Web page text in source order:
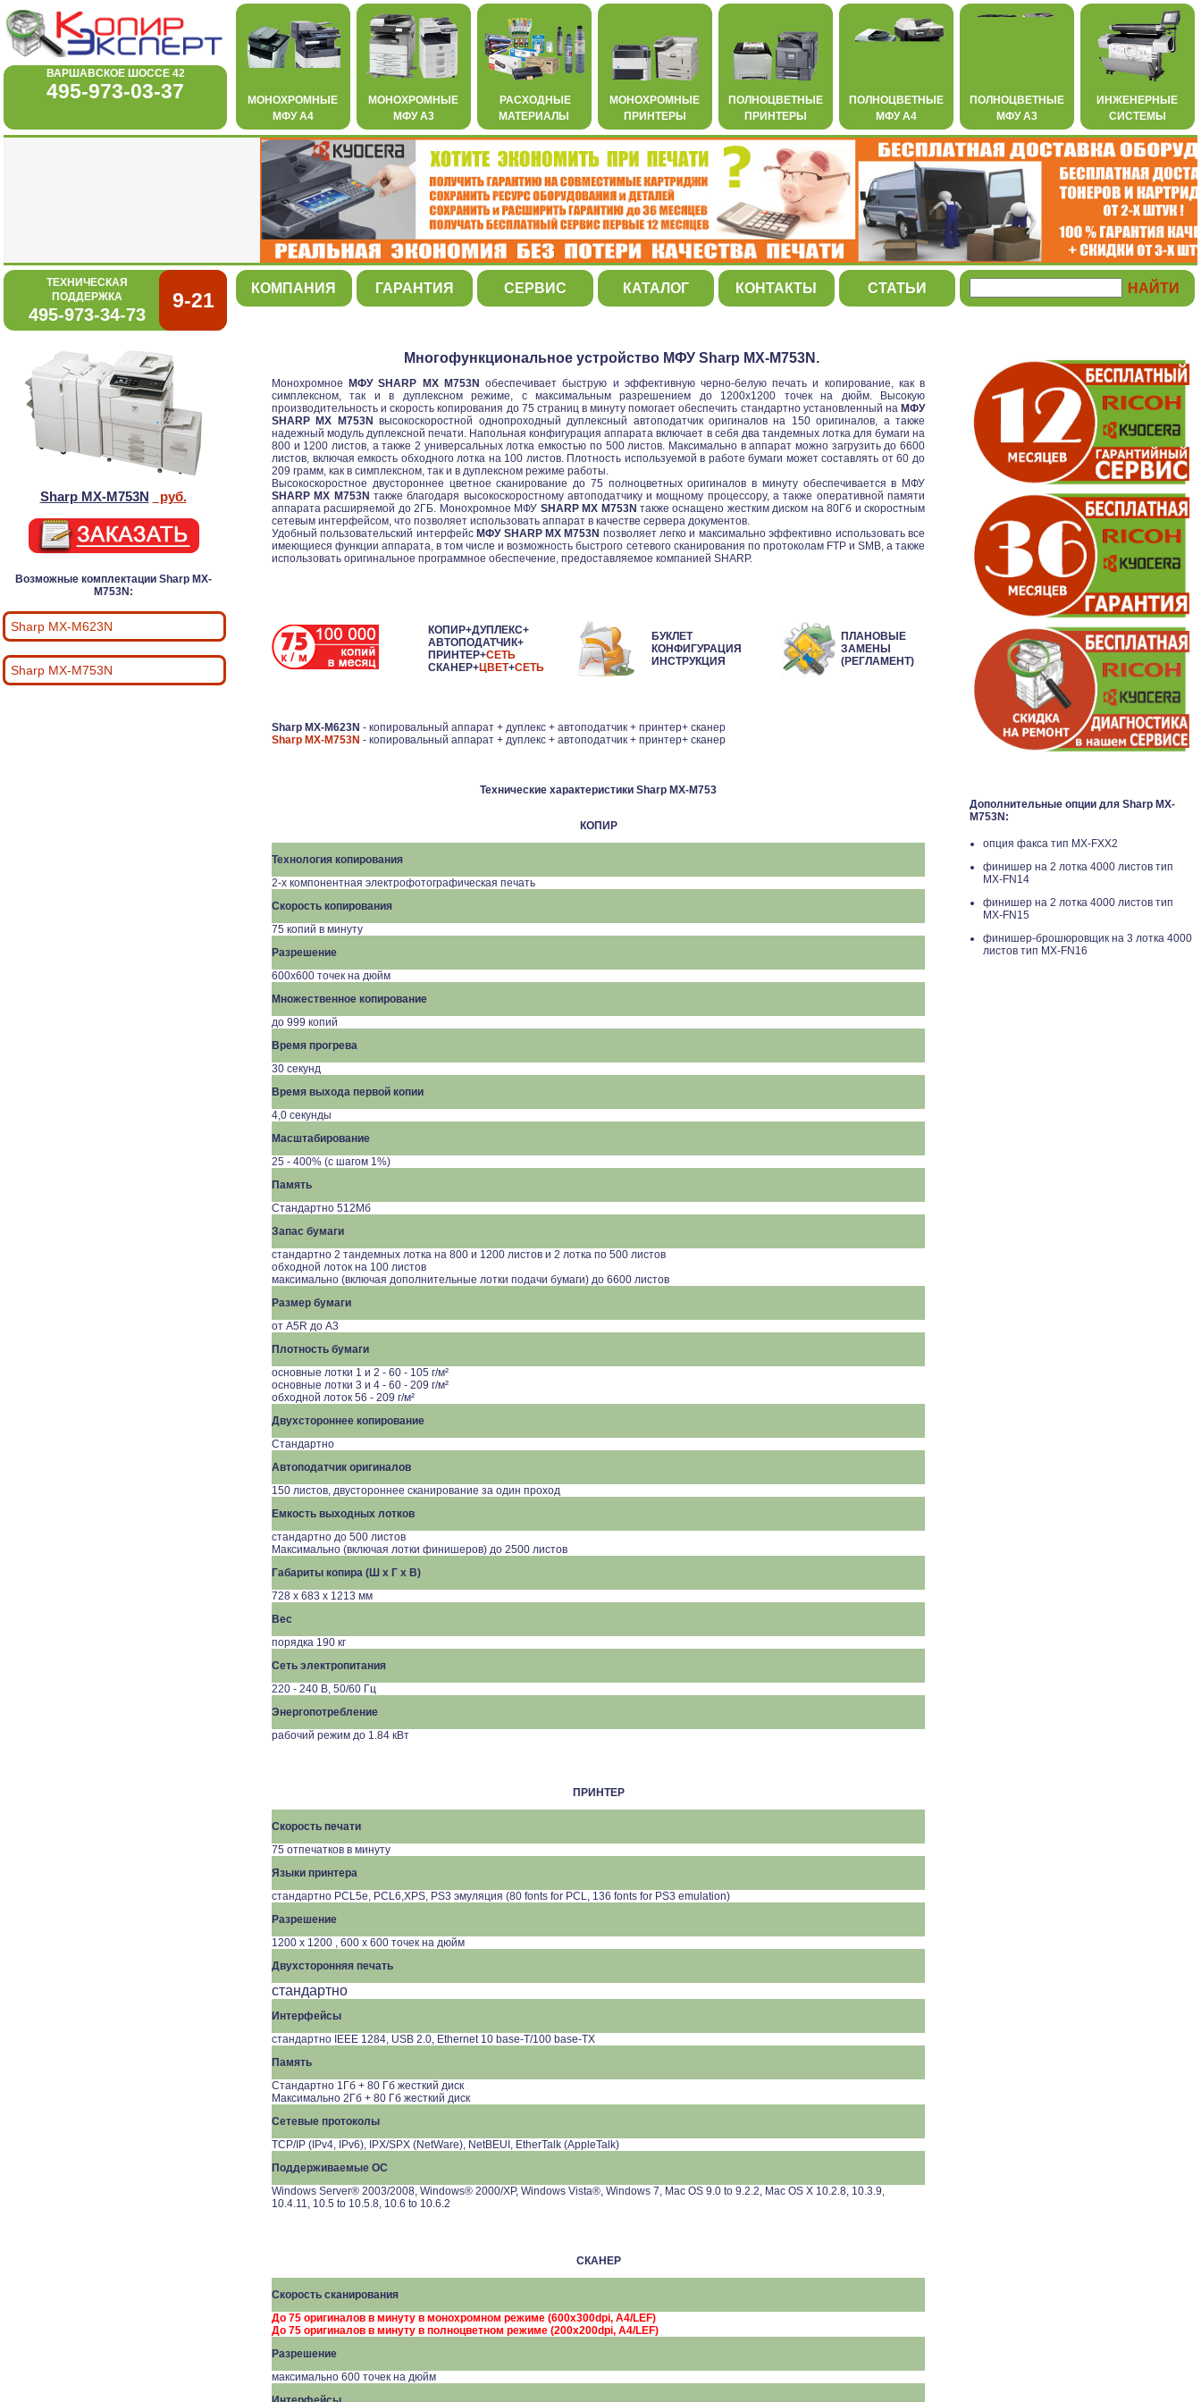
ВАРШАВСКОЕ ШОССЕ 42
495-973-03-37
МОНОХРОМНЫЕ
МФУ А4
МОНОХРОМНЫЕ
МФУ А3
РАСХОДНЫЕ
МАТЕРИАЛЫ
МОНОХРОМНЫЕ
ПРИНТЕРЫ
ПОЛНОЦВЕТНЫЕ
ПРИНТЕРЫ
ПОЛНОЦВЕТНЫЕ
МФУ А4
ПОЛНОЦВЕТНЫЕ
МФУ А3
ИНЖЕНЕРНЫЕ
СИСТЕМЫ
ТЕХНИЧЕСКАЯ
ПОДДЕРЖКА
495-973-34-73
9-21
КОМПАНИЯ ГАРАНТИЯ СЕРВИС КАТАЛОГ КОНТАКТЫ СТАТЬИ
Sharp MX-M753N руб.
Возможные комплектации Sharp MX-
M753N:
Sharp MX-M623N
Sharp MX-M753N
Многофункциональное устройство МФУ Sharp MX-M753N.
Монохромное МФУ SHARP MX M753N обеспечивает быструю и эффективную черно-белую печать и копирование, как в
симплексном, так и в дуплексном режиме, с максимальным разрешением до 1200х1200 точек на дюйм. Высокую
производительность и скорость копирования до 75 страниц в минуту помогает обеспечить стандартно установленный на МФУ
SHARP MX M753N высокоскоростной однопроходный дуплексный автоподатчик оригиналов на 150 оригиналов, а также
надежный модуль дуплексной печати. Напольная конфигурация аппарата включает в себя два тандемных лотка для бумаги на
800 и 1200 листов, а также 2 универсальных лотка емкостью по 500 листов. Максимально в аппарат можно загрузить до 6600
листов, включая емкость обходного лотка на 100 листов. Плотность используемой в работе бумаги может составлять от 60 до
209 грамм, как в симплексном, так и в дуплексном режиме работы.
Высокоскоростное двустороннее цветное сканирование до 75 полноцветных оригиналов в минуту обеспечивается в МФУ
SHARP MX M753N также благодаря высокоскоростному автоподатчику и мощному процессору, а также оперативной памяти
аппарата расширяемой до 2ГБ. Монохромное МФУ SHARP MX M753N также оснащено жестким диском на 80Гб и скоростным
сетевым интерфейсом, что позволяет использовать аппарат в качестве сервера документов.
Удобный пользовательский интерфейс МФУ SHARP MX M753N позволяет легко и максимально эффективно использовать все
имеющиеся функции аппарата, в том числе и возможность быстрого сетевого сканирования по протоколам FTP и SMB, а также
использовать оригинальное программное обеспечение, предоставляемое компанией SHARP.
КОПИР+ДУПЛЕКС+
АВТОПОДАТЧИК+
ПРИНТЕР+СЕТЬ
СКАНЕР+ЦВЕТ+СЕТЬ
БУКЛЕТ
КОНФИГУРАЦИЯ
ИНСТРУКЦИЯ
ПЛАНОВЫЕ
ЗАМЕНЫ
(РЕГЛАМЕНТ)
Sharp MX-M623N - копировальный аппарат + дуплекс + автоподатчик + принтер+ сканер
Sharp MX-M753N - копировальный аппарат + дуплекс + автоподатчик + принтер+ сканер
Технические характеристики Sharp MX-M753
КОПИР
Технология копирования
2-х компонентная электрофотографическая печать
Скорость копирования
75 копий в минуту
Разрешение
600х600 точек на дюйм
Множественное копирование
до 999 копий
Время прогрева
30 секунд
Время выхода первой копии
4,0 секунды
Масштабирование
25 - 400% (с шагом 1%)
Память
Стандартно 512 Мб
Запас бумаги
стандартно 2 тандемных лотка на 800 и 1200 листов и 2 лотка по 500 листов
обходной лоток на 100 листов
максимально (включая дополнительные лотки подачи бумаги) до 6600 листов
Размер бумаги
от A5R до A3
Плотность бумаги
основные лотки 1 и 2 - 60 - 105 г/м²
основные лотки 3 и 4 - 60 - 209 г/м²
обходной лоток 56 - 209 г/м²
Двухстороннее копирование
Стандартно
Автоподатчик оригиналов
150 листов, двустороннее сканирование за один проход
Емкость выходных лотков
стандартно до 500 листов
Максимально (включая лотки финишеров) до 2500 листов
Габариты копира (Ш x Г x В)
728 x 683 x 1213 мм
Вес
порядка 190 кг
Сеть электропитания
220 - 240 В, 50/60 Гц
Энергопотребление
рабочий режим до 1.84 кВт
ПРИНТЕР
Скорость печати
75 отпечатков в минуту
Языки принтера
стандартно PCL5e, PCL6,XPS, PS3 эмуляция (80 fonts for PCL, 136 fonts for PS3 emulation)
Разрешение
1200 x 1200 , 600 x 600 точек на дюйм
Двухсторонняя печать
стандартно
Интерфейсы
стандартно IEEE 1284, USB 2.0, Ethernet10 base-T/100 base-TX
Память
Стандартно 1Гб + 80 Гб жесткий диск
Максимально 2Гб + 80 Гб жесткий диск
Сетевые протоколы
TCP/IP (IPv4, IPv6), IPX/SPX (NetWare), NetBEUI, EtherTalk (AppleTalk)
Поддерживаемые ОС
Windows Server® 2003/2008, Windows® 2000/XP, Windows Vista®, Windows 7, Mac OS 9.0 to 9.2.2, Mac OS X 10.2.8, 10.3.9,
10.4.11, 10.5 to 10.5.8, 10.6 to 10.6.2
СКАНЕР
Скорость сканирования
До 75 оригиналов в минуту в монохромном режиме (600x300dpi, A4/LEF)
До 75 оригиналов в минуту в полноцветном режиме (200x200dpi, A4/LEF)
Разрешение
максимально 600 точек на дюйм
Дополнительные опции для Sharp MX-
M753N:
опция факса тип MX-FXX2
финишер на 2 лотка 4000 листов тип
MX-FN14
финишер на 2 лотка 4000 листов тип
MX-FN15
финишер-брошюровщик на 3 лотка 4000
листов тип MX-FN16